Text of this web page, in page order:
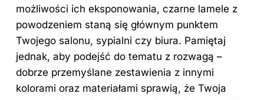
możliwości ich eksponowania, czarne lamele z
powodzeniem staną się głównym punktem
Twojego salonu, sypialni czy biura. Pamiętaj
jednak, aby podejść do tematu z rozwagą –
dobrze przemyślane zestawienia z innymi
kolorami oraz materiałami sprawią, że Twoja